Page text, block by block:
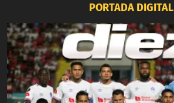
PORTADA DIGITAL